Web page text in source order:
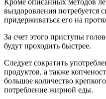
выздоровления потребуется
придерживаться его на
За счет этого приступы
будут проходить быстрее.
Следует сократить
продуктов, а также
большое количество
потребление жирной еды.